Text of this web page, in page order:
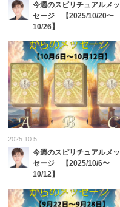
今週のスピリチュアルメッ
セージ 【2025/10/20〜
10/26】
2025.10.5
今週のスピリチュアルメッ
セージ 【2025/10/6〜
10/12】